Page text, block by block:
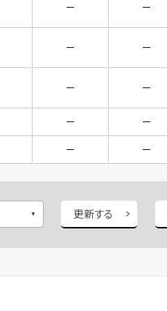
－ －
－ －
－ －
－ －
－ －
更新する